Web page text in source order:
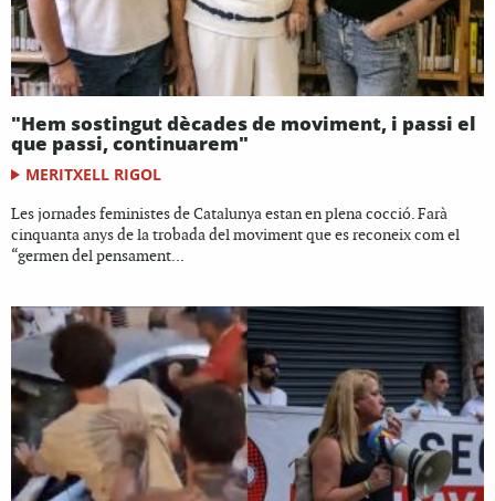
"Hem sostingut dècades de moviment, i passi el
que passi, continuarem"
MERITXELL RIGOL
Les jornades feministes de Catalunya estan en plena cocció. Farà
cinquanta anys de la trobada del moviment que es reconeix com el
“germen del pensament...